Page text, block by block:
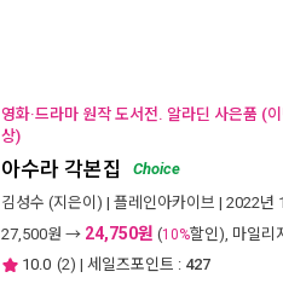
영화·드라마 원작 도서전. 알라딘 사은품 (
상)
아수라 각본집
Choice
김성수 (지은이) | 플레인아카이브 | 2022년
27,500원 → 24,750원 (10%할인), 마일리
10.0 (2) | 세일즈포인트 : 427